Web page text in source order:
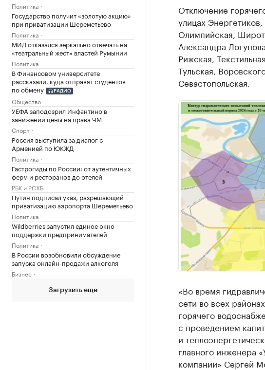
Политика
Государство получит «золотую акцию»
при приватизации Шереметьево
Политика
МИД отказался зеркально отвечать на
«театральный жест» властей Румынии
Политика
В Финансовом университете
рассказали, куда отправят студентов
по обмену
РАДИО
Общество
УЕФА заподозрил Инфантино в
занижении цены на права ЧМ
Спорт
Россия выступила за диалог с
Арменией по ЮКЖД
Политика
Гастрогиды по России: от аутентичных
ферм и ресторанов до отелей
РБК и РСХБ
Путин подписал указ, разрешающий
приватизацию аэропорта Шереметьево
Политика
Wildberries запустил единое окно
поддержки предпринимателей
Политика
В России возобновили обсуждение
запуска онлайн-продажи алкоголя
Бизнес
Загрузить еще
Отключение
улицах
Олимпийская,
Александра
Рижская,
Тульская,
Севастопольская.
«Во время
сети во всех
горячего
с проведением
и
главного инженера
компании» Сергей